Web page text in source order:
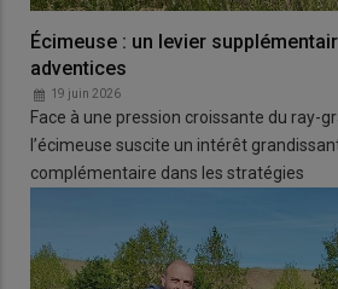
Écimeuse : un levier
adventices
19 juin 2026
Face à une pression croissante du ray-
l’écimeuse suscite un intérêt
complémentaire dans les stratégies